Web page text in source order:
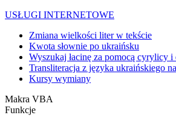
USŁUGI INTERNETOWE
Zmiana wielkości liter w tekście
Kwota słownie po ukraińsku
Wyszukaj łacinę za pomocą cyrylicy
Transliteracja z języka ukraińskiego
Kursy wymiany
Makra VBA
Funkcje